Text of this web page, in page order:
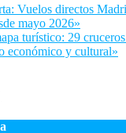
Vuelos directos
mayo 2026»
turístico: 29
económico y cultural»